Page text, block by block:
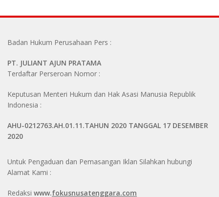
Badan Hukum Perusahaan Pers :
PT. JULIANT AJUN PRATAMA
Terdaftar Perseroan Nomor :
Keputusan Menteri Hukum dan Hak Asasi Manusia Republik
Indonesia :
AHU-0212763.AH.01.11.TAHUN 2020 TANGGAL 17 DESEMBER
2020
Untuk Pengaduan dan Pemasangan Iklan Silahkan hubungi
Alamat Kami :
Redaksi www.fokusnusatenggara.com